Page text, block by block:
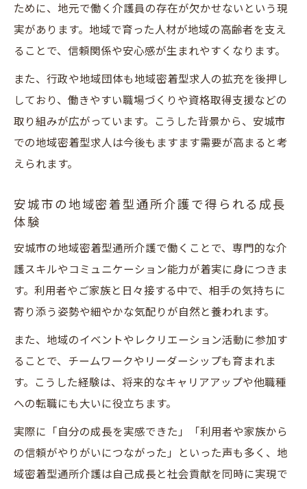
ために、地元で働く介護員の存在が欠かせないという現
実があります。地域で育った人材が地域の高齢者を支え
ることで、信頼関係や安心感が生まれやすくなります。
また、行政や地域団体も地域密着型求人の拡充を後押し
しており、働きやすい職場づくりや資格取得支援などの
取り組みが広がっています。こうした背景から、安城市
での地域密着型求人は今後もますます需要が高まると考
えられます。
安城市の地域密着型通所介護で得られる成長
体験
安城市の地域密着型通所介護で働くことで、専門的な介
護スキルやコミュニケーション能力が着実に身につきま
す。利用者やご家族と日々接する中で、相手の気持ちに
寄り添う姿勢や細やかな気配りが自然と養われます。
また、地域のイベントやレクリエーション活動に参加す
ることで、チームワークやリーダーシップも育まれま
す。こうした経験は、将来的なキャリアアップや他職種
への転職にも大いに役立ちます。
実際に「自分の成長を実感できた」「利用者や家族から
の信頼がやりがいにつながった」といった声も多く、地
域密着型通所介護は自己成長と社会貢献を同時に実現で